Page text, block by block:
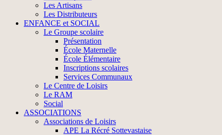
Les Artisans
Les Distributeurs
ENFANCE et SOCIAL
Le Groupe scolaire
Présentation
École Maternelle
École Élémentaire
Inscriptions scolaires
Services Communaux
Le Centre de Loisirs
Le RAM
Social
ASSOCIATIONS
Associations de Loisirs
APE La Récré Sottevastaise